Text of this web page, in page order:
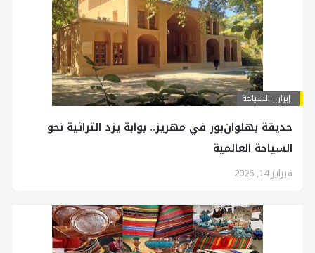
إيران, السياحة
حديقة بهلوان‌بور في مهريز.. بوابة يزد التراثية نحو
السياحة العالمية
فبراير 14, 2026